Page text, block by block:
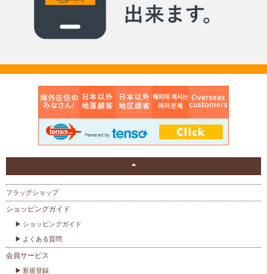
フラッグショップ
ショッピングガイド
ショッピングガイド
よくある質問
会員サービス
新規登録